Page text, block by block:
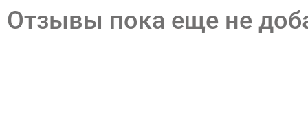
Отзывы пока еще не